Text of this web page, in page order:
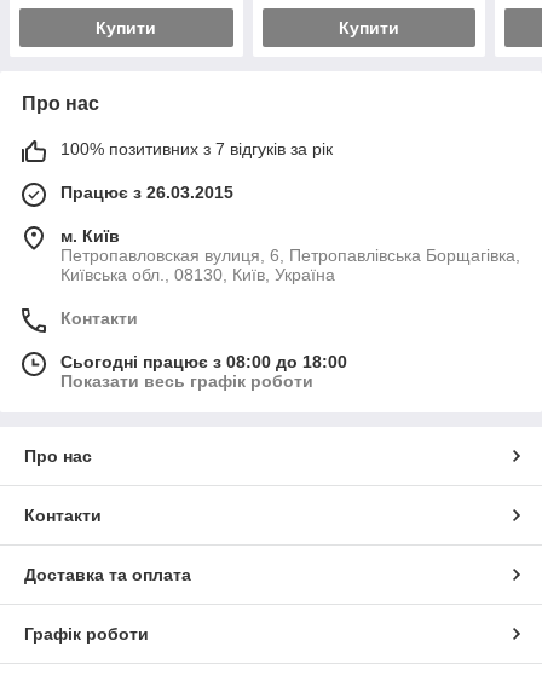
Купити Купити
Про нас
100% позитивних з 7 відгуків за рік
Працює з 26.03.2015
м. Київ
Петропавловская вулиця, 6, Петропавлівська Борщагівка,
Київська обл., 08130, Київ, Україна
Контакти
Сьогодні працює з 08:00 до 18:00
Показати весь графік роботи
Про нас
Контакти
Доставка та оплата
Графік роботи